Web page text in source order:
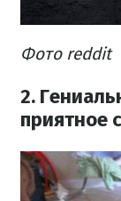
Фото reddit
2.
приятное